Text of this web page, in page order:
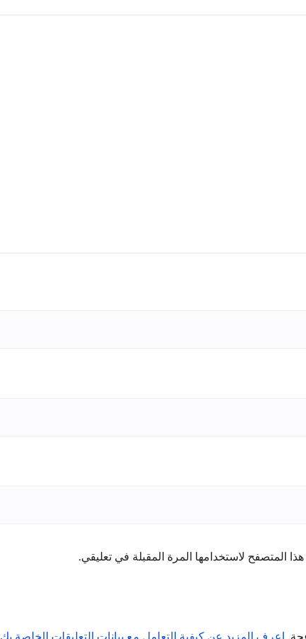
المتصفح لاستخدامها المرة المقبلة في تعليقي.
اعرف المزيد عن كيفية التعامل مع بيانات التعليقات الخاصة بك